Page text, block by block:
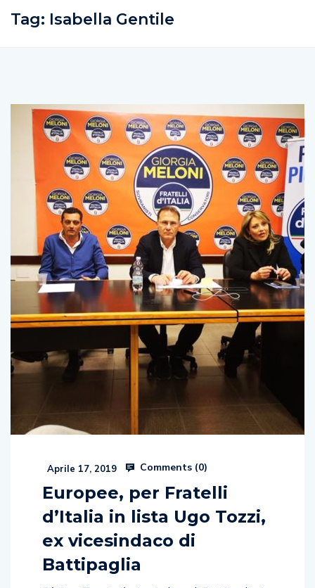
Europee, per Fratelli
d’Italia in lista Ugo Tozzi,
ex vicesindaco di
Battipaglia